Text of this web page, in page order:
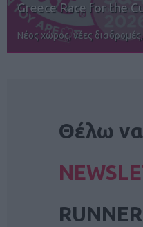
12ος TUI Rhodes
Αγώνες για όλους στην Ρόδο
Θέλω